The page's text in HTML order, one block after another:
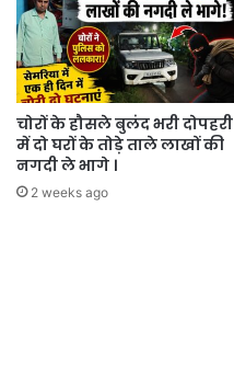
चोरों के हौसले बुलंद भरी दोपहरी
में दो घरों के तोड़े ताले लाखों की
नगदी ले भागे ।
2 weeks ago